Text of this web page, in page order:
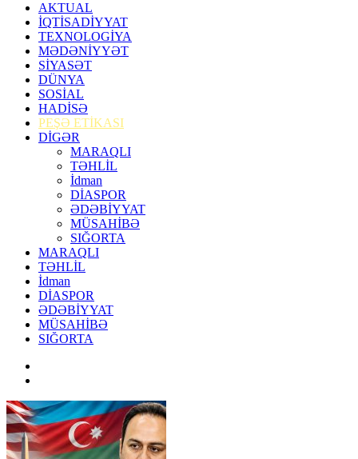
AKTUAL
İQTİSADİYYAT
TEXNOLOGİYA
MƏDƏNİYYƏT
SİYASƏT
DÜNYA
SOSİAL
HADİSƏ
PEŞƏ ETİKASI
DİGƏR
MARAQLI
TƏHLİL
İdman
DİASPOR
ƏDƏBİYYAT
MÜSAHİBƏ
SIĞORTA
MARAQLI
TƏHLİL
İdman
DİASPOR
ƏDƏBİYYAT
MÜSAHİBƏ
SIĞORTA